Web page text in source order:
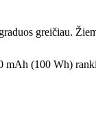
greičiau.
mAh (100 Wh)